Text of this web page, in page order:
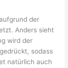
der
Anders sieht
wird der
sodass
natürlich auch